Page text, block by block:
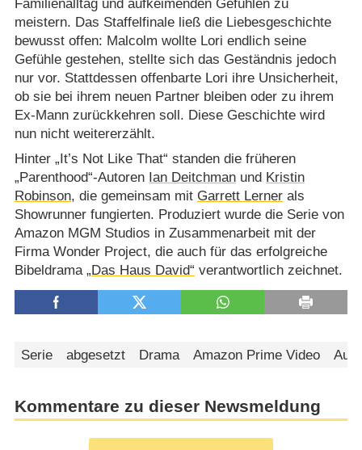
Familienalltag und aufkeimenden Gefühlen zu
meistern. Das Staffelfinale ließ die Liebesgeschichte
bewusst offen: Malcolm wollte Lori endlich seine
Gefühle gestehen, stellte sich das Geständnis jedoch
nur vor. Stattdessen offenbarte Lori ihre Unsicherheit,
ob sie bei ihrem neuen Partner bleiben oder zu ihrem
Ex-Mann zurückkehren soll. Diese Geschichte wird
nun nicht weitererzählt.
Hinter „It’s Not Like That“ standen die früheren
„Parenthood“-Autoren Ian Deitchmanund Kristin
Robinson, die gemeinsam mit Garrett Lernerals
Showrunner fungierten. Produziert wurde die Serie von
Amazon MGM Studios in Zusammenarbeit mit der
Firma Wonder Project, die auch für das erfolgreiche
Bibeldrama „Das Haus David“ verantwortlich zeichnet.
Serie abgesetzt Drama Amazon Prime Video Aus
Kommentare zu dieser Newsmeldung